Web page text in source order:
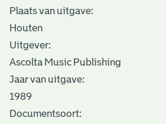
Plaats van uitgave:
Houten
Uitgever:
Ascolta Music Publishing
Jaar van uitgave:
1989
Documentsoort: